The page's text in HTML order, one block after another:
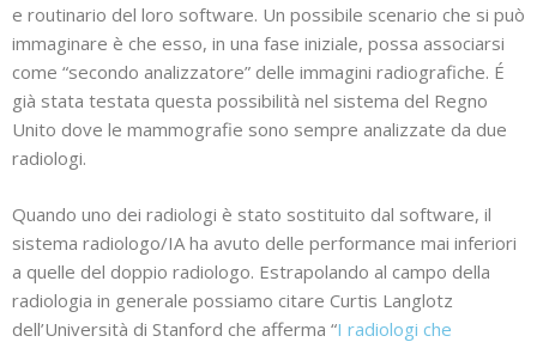
e routinario del loro software. Un possibile scenario che si può
immaginare è che esso, in una fase iniziale, possa associarsi
come “secondo analizzatore” delle immagini radiografiche. É
già stata testata questa possibilità nel sistema del Regno
Unito dove le mammografie sono sempre analizzate da due
radiologi.
Quando uno dei radiologi è stato sostituito dal software, il
sistema radiologo/IA ha avuto delle performance mai inferiori
a quelle del doppio radiologo. Estrapolando al campo della
radiologia in generale possiamo citare Curtis Langlotz
dell’Università di Stanford che afferma “I radiologi che